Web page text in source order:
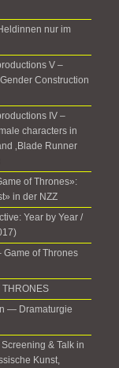
nur im
V –
Construction
IV –
characters in
‚Blade Runner
of Thrones»:
in der NZZ
Year by Year /
Game of Thrones
THRONES
— Dramaturgie
& Talk in
Kunst,